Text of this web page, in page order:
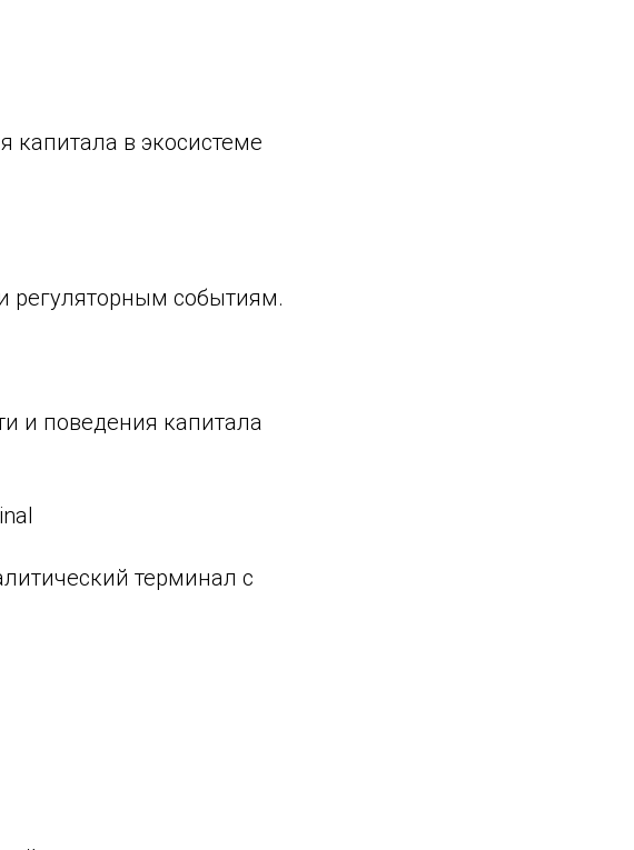
капитала в экосистеме
регуляторным событиям.
и поведения капитала
терминал с